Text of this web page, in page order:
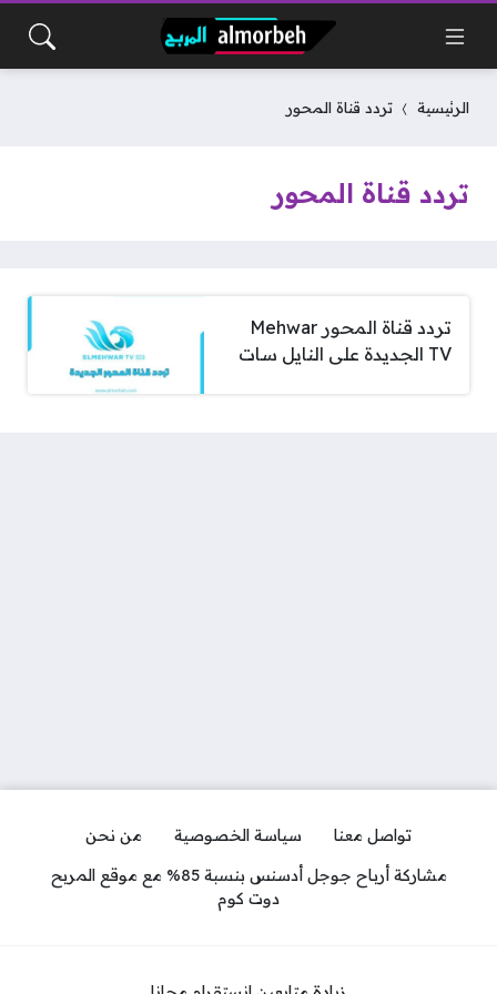
الرئيسية تردد قناة المحور
تردد قناة المحور
تردد قناة المحور Mehwar
TV الجديدة على النايل سات
تواصل معنا سياسة الخصوصية
من نحن
مشاركة أرباح جوجل أدسنس بنسبة 85% مع موقع المربح
دوت كوم